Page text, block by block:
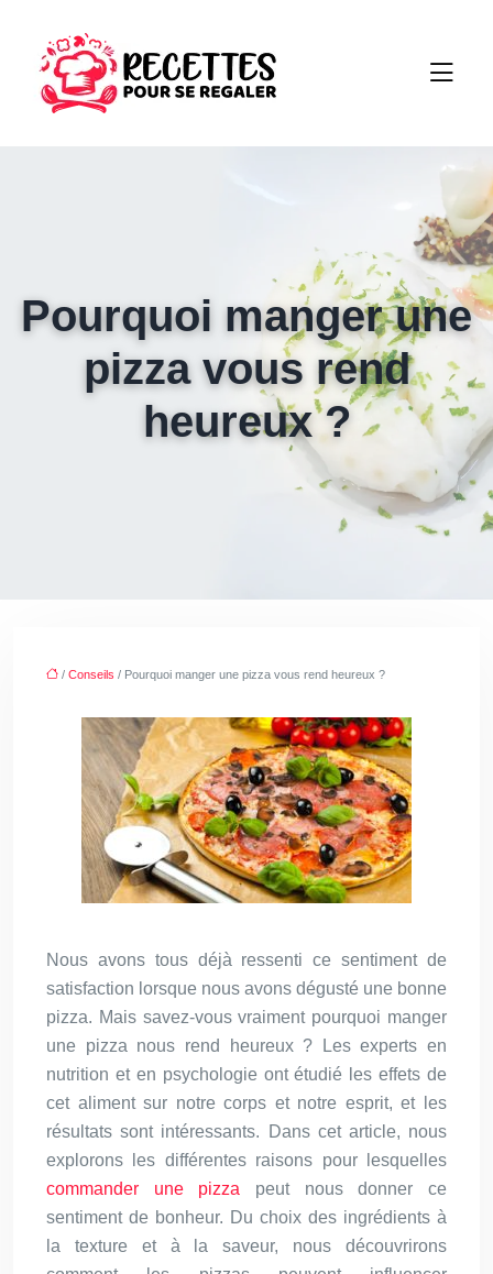
Pourquoi manger une
pizza vous rend
heureux ?
/ Conseils / Pourquoi manger une pizza vous rend heureux ?
Nous avons tous déjà ressenti ce sentiment de
satisfaction lorsque nous avons dégusté une bonne
pizza. Mais savez-vous vraiment pourquoi manger
une pizza nous rend heureux ? Les experts en
nutrition et en psychologie ont étudié les effets de
cet aliment sur notre corps et notre esprit, et les
résultats sont intéressants. Dans cet article, nous
explorons les différentes raisons pour lesquelles
commander une pizza peut nous donner ce
sentiment de bonheur. Du choix des ingrédients à
la texture et à la saveur, nous découvrirons